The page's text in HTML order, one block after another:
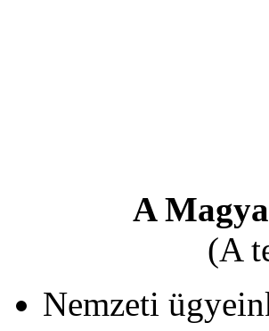
A
(A
Nemzeti